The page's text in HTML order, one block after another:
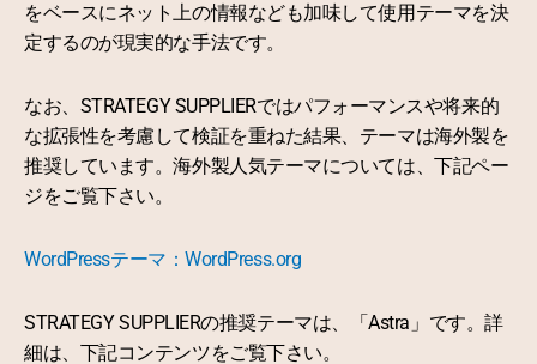
をベースにネット上の情報なども加味して使用テーマを決
定するのが現実的な手法です。
なお、STRATEGY SUPPLIERではパフォーマンスや将来的
な拡張性を考慮して検証を重ねた結果、テーマは海外製を
推奨しています。海外製人気テーマについては、下記ペー
ジをご覧下さい。
WordPressテーマ：WordPress.org
STRATEGY SUPPLIERの推奨テーマは、「Astra」です。詳
細は、下記コンテンツをご覧下さい。